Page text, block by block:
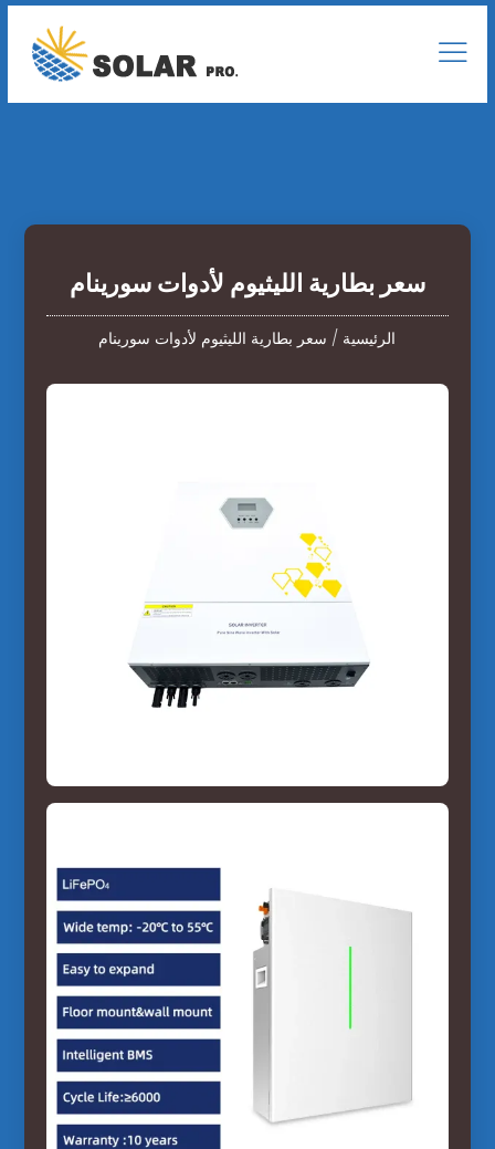
سعر بطارية الليثيوم لأدوات سورينام
الرئيسية / سعر بطارية الليثيوم لأدوات سورينام